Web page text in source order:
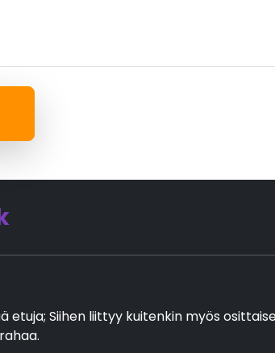
Siihen liittyy kuitenkin myös